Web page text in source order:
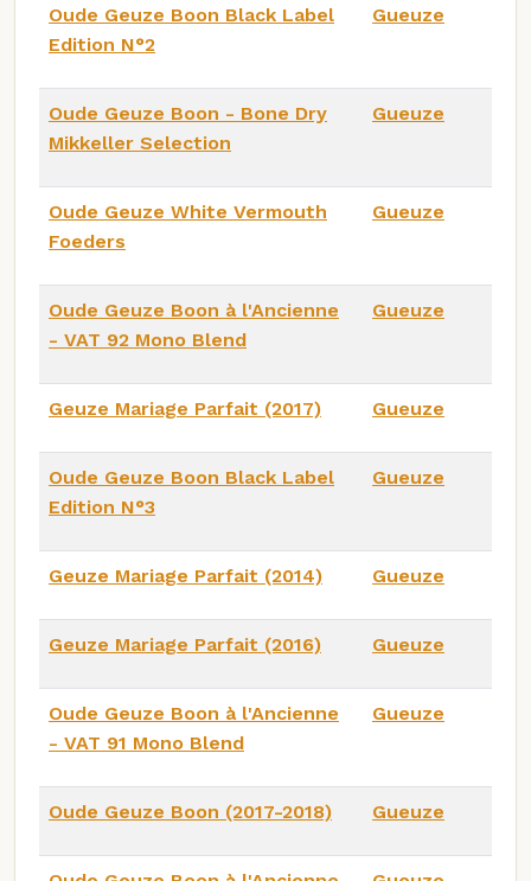
Oude Geuze Boon Black Label
Edition N°2
Gueuze
Oude Geuze Boon - Bone Dry
Mikkeller Selection
Gueuze
Oude Geuze White Vermouth
Foeders
Gueuze
Oude Geuze Boon à l'Ancienne
- VAT 92 Mono Blend
Gueuze
Geuze Mariage Parfait (2017) Gueuze
Oude Geuze Boon Black Label
Edition N°3
Gueuze
Geuze Mariage Parfait (2014) Gueuze
Geuze Mariage Parfait (2016) Gueuze
Oude Geuze Boon à l'Ancienne
- VAT 91 Mono Blend
Gueuze
Oude Geuze Boon (2017-2018) Gueuze